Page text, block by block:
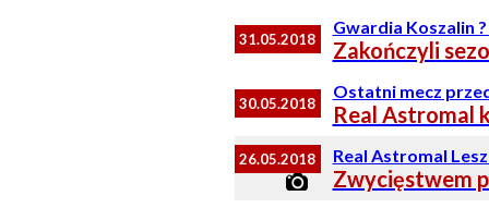
31.05.2018
Gwardia Koszalin
Zakończyli
30.05.2018
Ostatni mecz
Real Astromal
26.05.2018 Real Astromal
Zwycięstwem